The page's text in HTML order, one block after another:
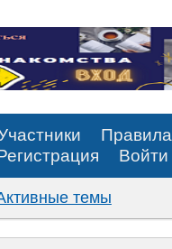
Правила
Войти
темы